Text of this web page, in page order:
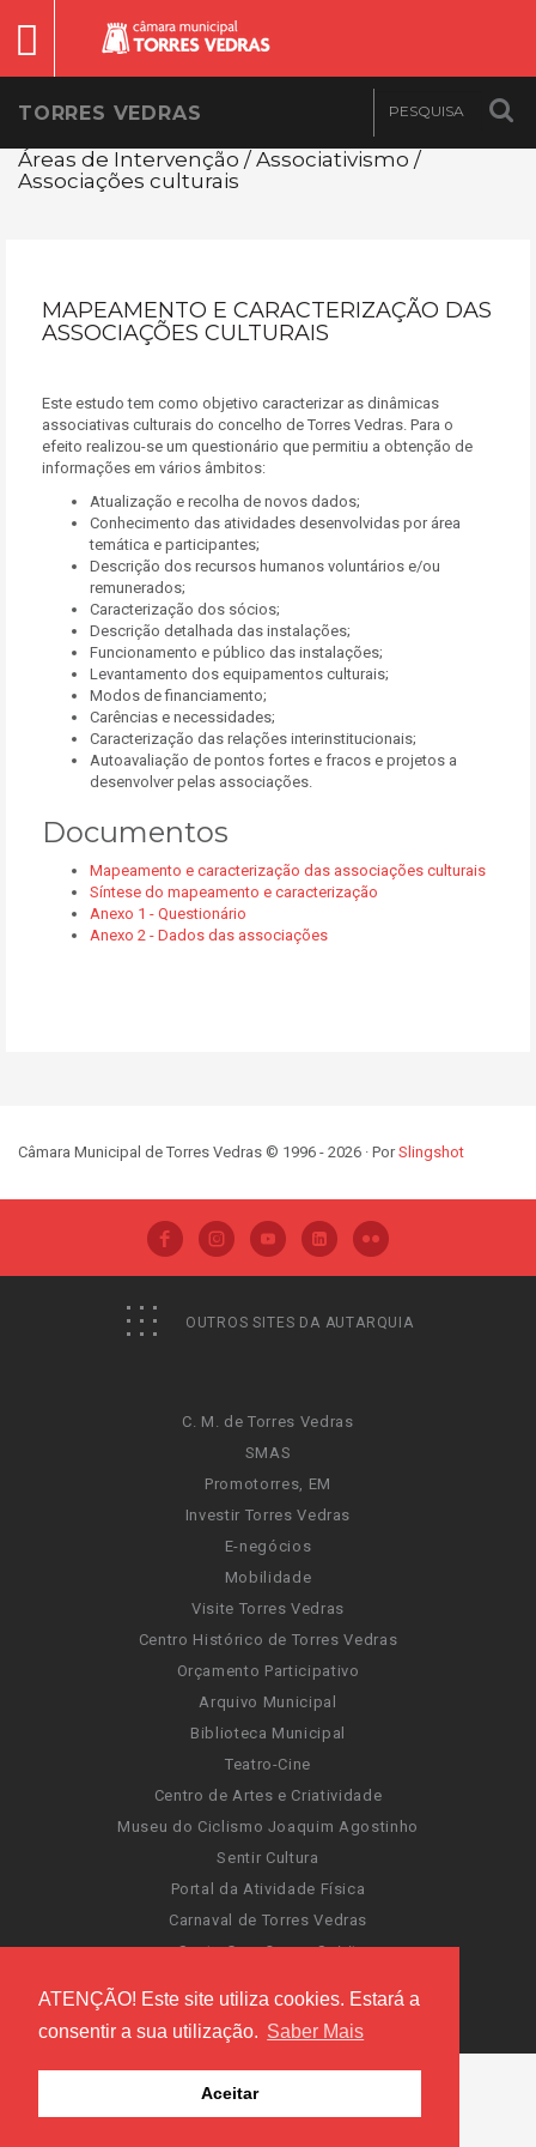
ATENÇÃO! Este site utiliza cookies. Estará a
consentir a sua utilização. Saber Mais
Aceitar
TORRES VEDRAS
Áreas de Intervenção / Associativismo /
Associações culturais
MAPEAMENTO E CARACTERIZAÇÃO DAS
ASSOCIAÇÕES CULTURAIS
Este estudo tem como objetivo caracterizar as dinâmicas
associativas culturais do concelho de Torres Vedras. Para o
efeito realizou-se um questionário que permitiu a obtenção de
informações em vários âmbitos:
Atualização e recolha de novos dados;
Conhecimento das atividades desenvolvidas por área
temática e participantes;
Descrição dos recursos humanos voluntários e/ou
remunerados;
Caracterização dos sócios;
Descrição detalhada das instalações;
Funcionamento e público das instalações;
Levantamento dos equipamentos culturais;
Modos de financiamento;
Carências e necessidades;
Caracterização das relações interinstitucionais;
Autoavaliação de pontos fortes e fracos e projetos a
desenvolver pelas associações.
Documentos
Mapeamento e caracterização das associações culturais
Síntese do mapeamento e caracterização
Anexo 1 - Questionário
Anexo 2 - Dados das associações
Câmara Municipal de Torres Vedras © 1996 - 2026 · PorSlingshot
OUTROS SITES DA AUTARQUIA
C. M. de Torres Vedras
SMAS
Promotorres, EM
Investir Torres Vedras
E-negócios
Mobilidade
Visite Torres Vedras
Centro Histórico de Torres Vedras
Orçamento Participativo
Arquivo Municipal
Biblioteca Municipal
Teatro-Cine
Centro de Artes e Criatividade
Museu do Ciclismo Joaquim Agostinho
Sentir Cultura
Portal da Atividade Física
Carnaval de Torres Vedras
Santa Cruz Ocean Spirit